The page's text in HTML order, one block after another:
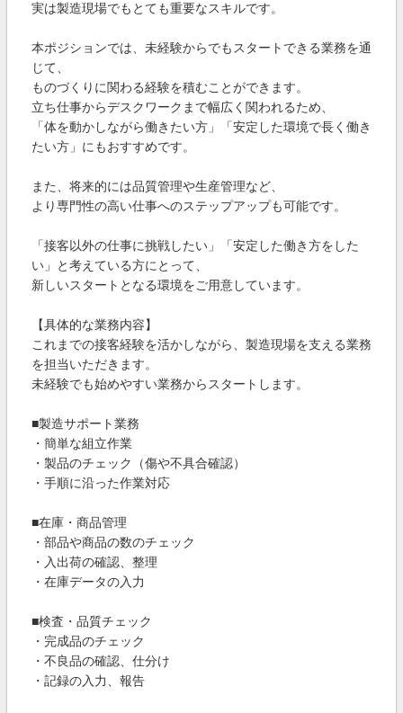
実は製造現場でもとても重要なスキルです。
本ポジションでは、未経験からでもスタートできる業務を通
じて、
ものづくりに関わる経験を積むことができます。
立ち仕事からデスクワークまで幅広く関われるため、
「体を動かしながら働きたい方」「安定した環境で長く働き
たい方」にもおすすめです。
また、将来的には品質管理や生産管理など、
より専門性の高い仕事へのステップアップも可能です。
「接客以外の仕事に挑戦したい」「安定した働き方をした
い」と考えている方にとって、
新しいスタートとなる環境をご用意しています。
【具体的な業務内容】
これまでの接客経験を活かしながら、製造現場を支える業務
を担当いただきます。
未経験でも始めやすい業務からスタートします。
■製造サポート業務
・簡単な組立作業
・製品のチェック（傷や不具合確認）
・手順に沿った作業対応
■在庫・商品管理
・部品や商品の数のチェック
・入出荷の確認、整理
・在庫データの入力
■検査・品質チェック
・完成品のチェック
・不良品の確認、仕分け
・記録の入力、報告